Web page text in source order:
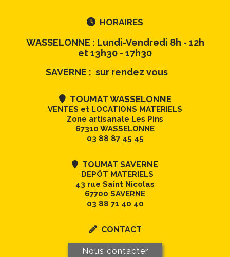
 HORAIRES
WASSELONNE : Lundi-Vendredi 8h - 12h
et 13h30 - 17h30
SAVERNE : sur rendez vous
TOUMAT WASSELONNE
VENTES et LOCATIONS MATERIELS
Zone artisanale Les Pins
67310 WASSELONNE
03 88 87 45 45
 TOUMAT SAVERNE
DEPÔT MATERIELS
43 rue Saint Nicolas
67700 SAVERNE
03 88 71 40 40
CONTACT
Nous contacter